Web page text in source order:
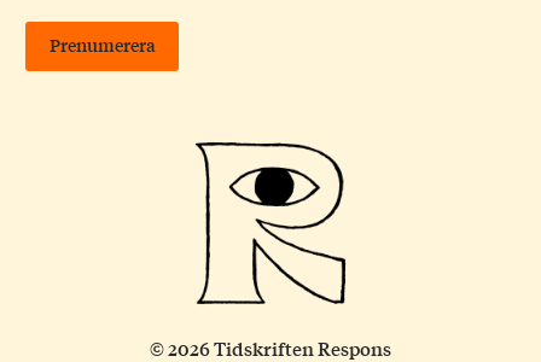
Prenumerera
© 2026 Tidskriften Respons